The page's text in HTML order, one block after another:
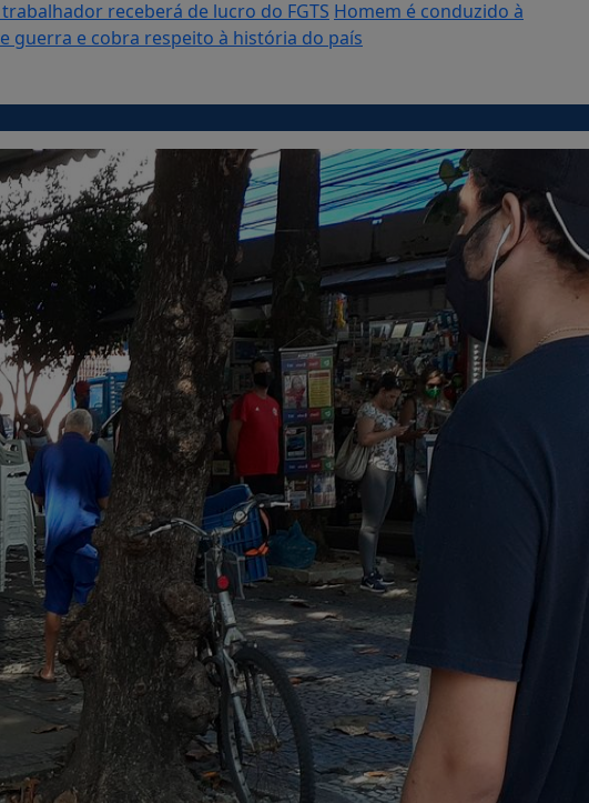
receberá de lucro do FGTS Homem é conduzido à
guerra e cobra respeito à história do país